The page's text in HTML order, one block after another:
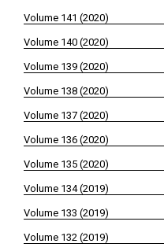
Volume 141 (2020)
Volume 140 (2020)
Volume 139 (2020)
Volume 138 (2020)
Volume 137 (2020)
Volume 136 (2020)
Volume 135 (2020)
Volume 134 (2019)
Volume 133 (2019)
Volume 132 (2019)